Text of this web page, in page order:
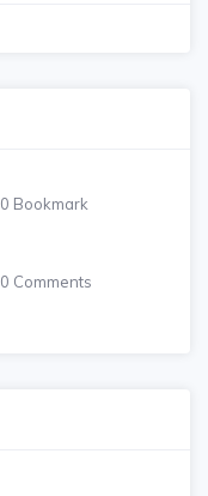
0 Bookmark
0 Comments